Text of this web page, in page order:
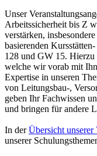
Unser
Arbeitssicherheit bis Z
verstärken,
basierenden
128 und GW 15. Hierzu
welche wir vorab mit
Expertise in unseren
von Leitungsbau-,
geben Ihr Fachwissen
und bringen für andere
In derÜbersicht unserer
unserer